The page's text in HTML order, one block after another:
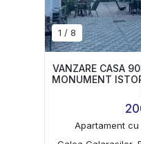
1 / 8
VANZARE CASA
MONUMENT
Apartament